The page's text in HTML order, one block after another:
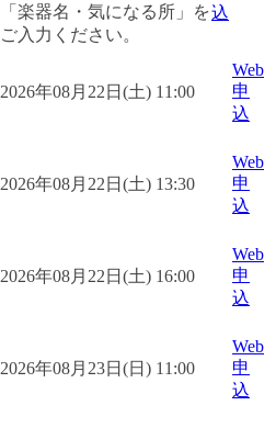
「楽器名・気になる所」を
ご入力ください。
込
2026年08月22日(土) 11:00
Web
申
込
2026年08月22日(土) 13:30
Web
申
込
2026年08月22日(土) 16:00
Web
申
込
2026年08月23日(日) 11:00
Web
申
込